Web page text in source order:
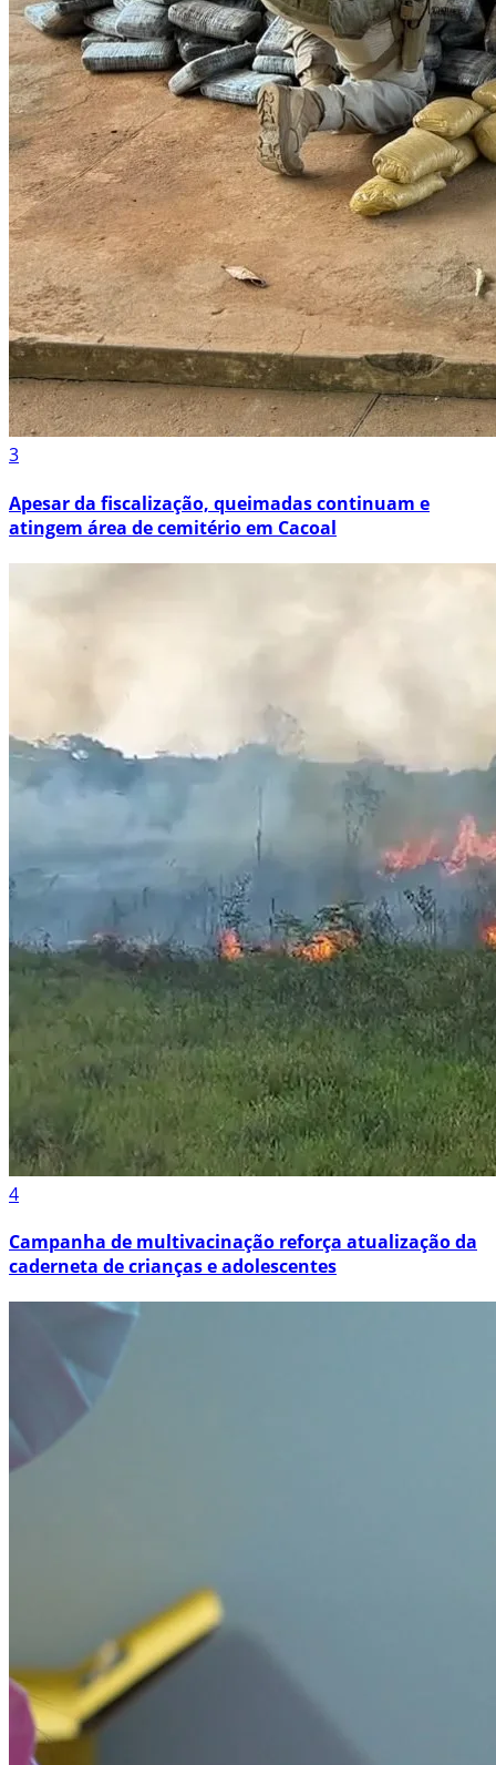
3
Apesar da fiscalização, queimadas continuam e
atingem área de cemitério em Cacoal
4
Campanha de multivacinação reforça atualização da
caderneta de crianças e adolescentes